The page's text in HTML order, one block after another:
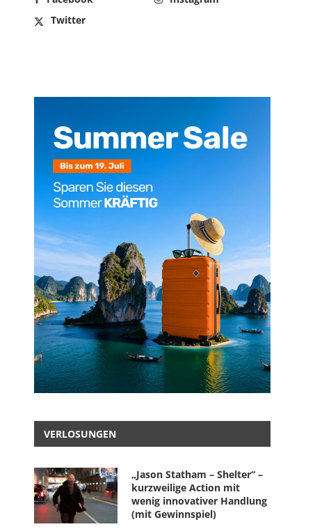
Twitter
VERLOSUNGEN
„Jason Statham – Shelter“ –
kurzweilige Action mit
wenig innovativer Handlung
(mit Gewinnspiel)